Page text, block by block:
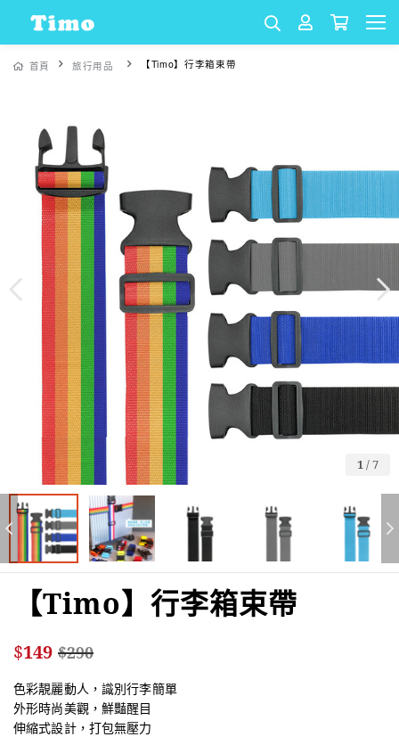
首頁 旅行用品 【Timo】行李箱束帶
1/7
【Timo】行李箱束帶
$149 $290
色彩靚麗動人，識別行李簡單
外形時尚美觀，鮮豔醒目
伸縮式設計，打包無壓力